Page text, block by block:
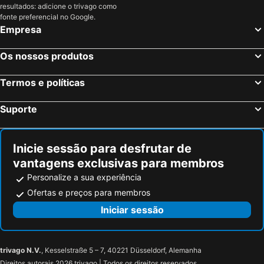
The Gabba
Albert Street Uniting Church
Hamilton
Fitzgibbon
Alderley
Anstead
Oxley
Sunshine Coast Airport
resultados: adicione o trivago como
fonte preferencial no Google.
Empresa
Os nossos produtos
Termos e políticas
Suporte
Inicie sessão para desfrutar de
vantagens exclusivas para membros
Personalize a sua experiência
Ofertas e preços para membros
Iniciar sessão
trivago N.V., Kesselstraße 5 – 7, 40221 Düsseldorf, Alemanha